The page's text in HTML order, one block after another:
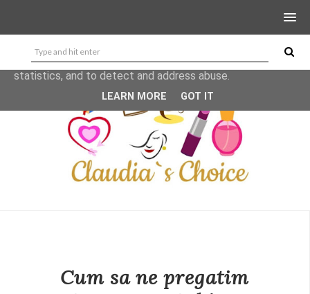
Cum sa ne pregatim
This site uses cookies from Google to deliver its services
and to analyze traffic. Your IP address and user-agent are
shared with Google along with performance and security
metrics to ensure quality of service, generate usage
statistics, and to detect and address abuse.
LEARN MORE GOT IT